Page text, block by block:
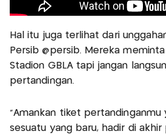
Hal itu juga terlihat dari
Persib @persib. Mereka
Stadion GBLA tapi jangan
pertandingan.
“Amankan tiket pertandinganmu
sesuatu yang baru, hadir di akhir